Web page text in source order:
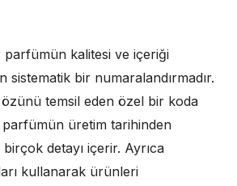
parfümün kalitesi ve içeriği
sistematik bir numaralandırmadır.
temsil eden özel bir koda
üretim tarihinden
detayı içerir. Ayrıca
kullanarak ürünleri